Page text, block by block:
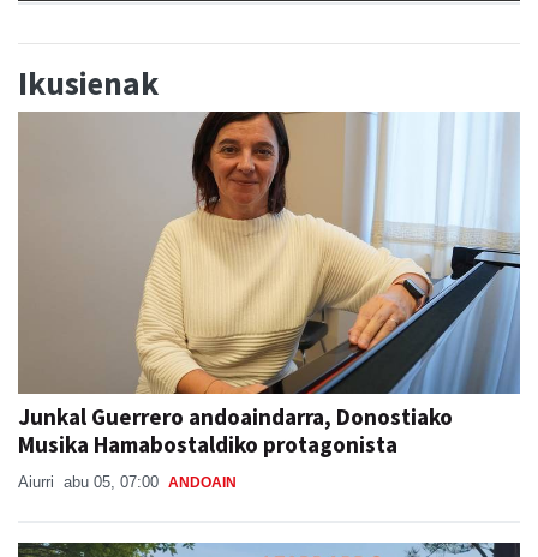
Ikusienak
Junkal Guerrero andoaindarra, Donostiako
Musika Hamabostaldiko protagonista
Aiurri abu 05, 07:00 ANDOAIN